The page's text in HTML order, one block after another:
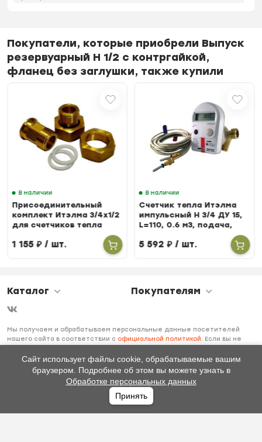
Избранное
Покупатели, которые приобрели Выпуск
резервуарный Н 1/2 с контргайкой,
фланец без заглушки, также купили
В наличии
Присоединительный
комплект Итэлма 3/4х1/2
для счетчиков тепла
1 155₽/ шт.
В наличии
Счетчик тепла Итэлма
импульсный Н 3/4 ДУ 15,
L=110, 0.6 м3, подача,
5 592₽/ шт.
Каталог Покупателям
Мы получаем и обрабатываем персональные данные посетителей
нашего сайта в соответствии с официальной политикой. Если вы не
необходимо покинуть наш сайт.
Сайт использует файлы cookie, обрабатываемые вашим
браузером. Подробнее об этом вы можете узнать в
Обработке персональных данных
Принять